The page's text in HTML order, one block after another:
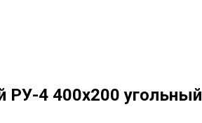
РУ-4 400х200 угольный